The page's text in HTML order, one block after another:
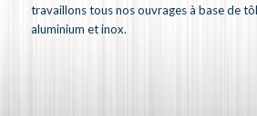
travaillons tous nos ouvrages à base de
aluminium et inox.